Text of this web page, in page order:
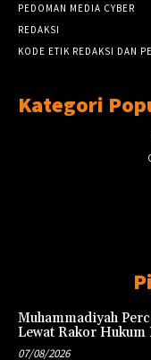
PEDOMAN MEDIA CYBER
REDAKSI
KODE ETIK REDAKSI DAN
Kategori
Muhammadiyah
Lewat Rakor Hukum
07/08/2026